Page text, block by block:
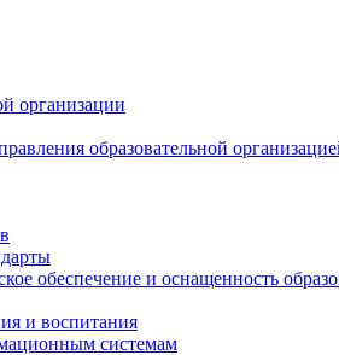
организации
образовательной
обеспечение и оснащенность
и воспитания
системам